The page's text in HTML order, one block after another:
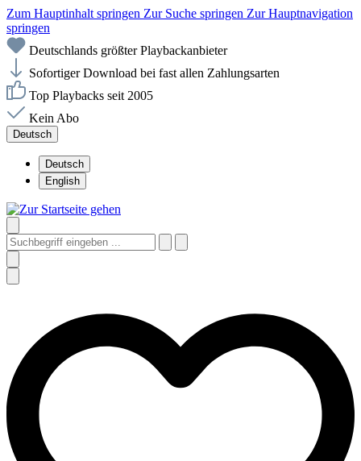
Zum Hauptinhalt springen Zur Suche springen Zur Hauptnavigation
springen
Deutschlands größter Playbackanbieter
Sofortiger Download bei fast allen Zahlungsarten
Top Playbacks seit 2005
Kein Abo
Deutsch
Deutsch
English